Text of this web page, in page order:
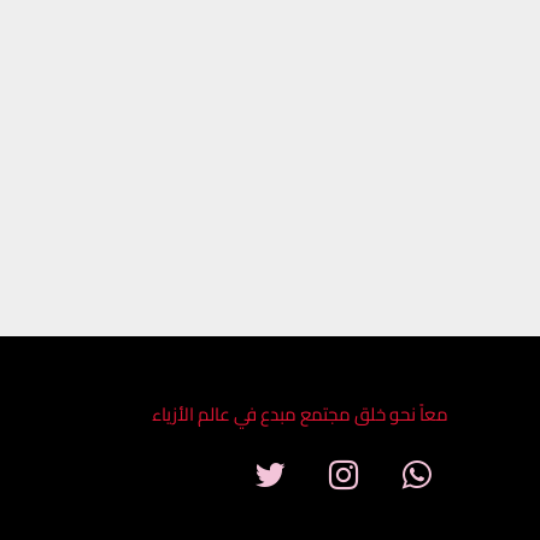
معاً نحو خلق مجتمع مبدع في عالم الأزياء